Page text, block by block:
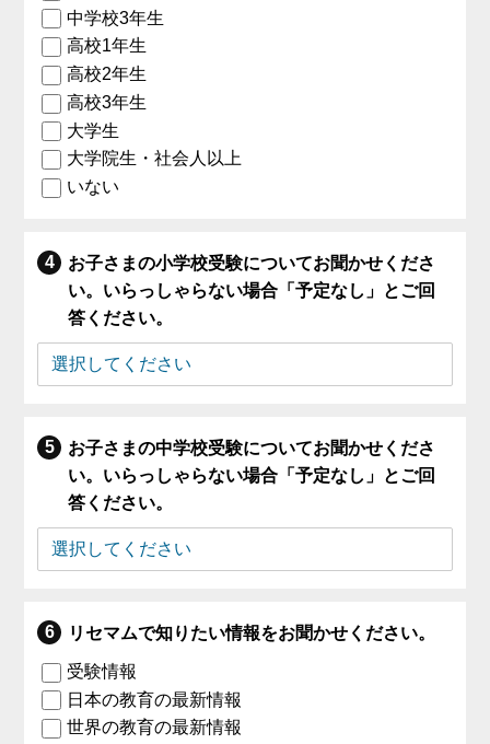
中学校3年生
高校1年生
高校2年生
高校3年生
大学生
大学院生・社会人以上
いない
お子さまの小学校受験についてお聞かせくださ
い。いらっしゃらない場合「予定なし」とご回
答ください。
お子さまの中学校受験についてお聞かせくださ
い。いらっしゃらない場合「予定なし」とご回
答ください。
リセマムで知りたい情報をお聞かせください。
受験情報
日本の教育の最新情報
世界の教育の最新情報